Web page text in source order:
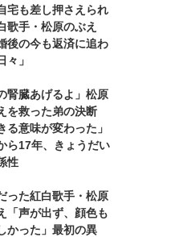
2・第4水曜日に営業し、日曜か祝日に
宅も差し押さえられ
歌手・松原のぶえ
後の今も返済に追わ
々」
腎臓あげるよ」松原
を救った弟の決断
る意味が変わった」
ら17年、きょうだい
性
った紅白歌手・松原
「声が出ず、顔色も
かった」最初の異